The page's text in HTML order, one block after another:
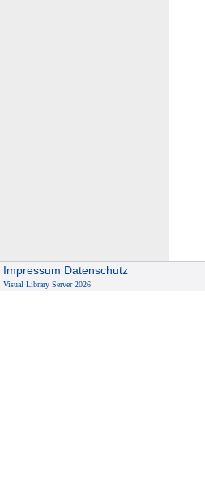
Impressum Datenschutz
Visual Library Server 2026